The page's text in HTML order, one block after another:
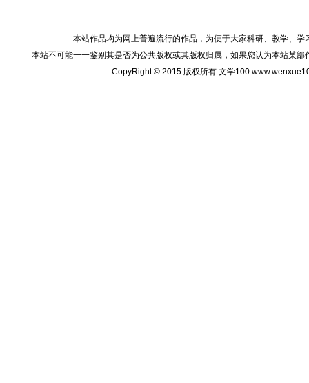
本站作品均为网上普遍流行的作品，为便于大家科研、教学、
本站不可能一一鉴别其是否为公共版权或其版权归属，如果您认为本站某
CopyRight © 2015 版权所有 文学100